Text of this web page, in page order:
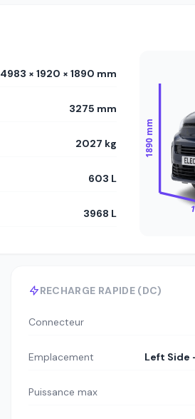
4983 × 1920 × 1890 mm
3275 mm
2027 kg
603 L
3968 L
1890 mm
RECHARGE RAPIDE (DC)
Connecteur
Emplacement Left Side
Puissance max